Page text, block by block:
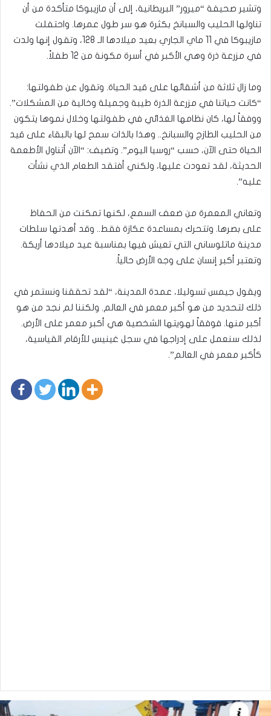
وتشير صحيفة “ميرور” البريطانية، إلى أن مازيبوكا متأكدة من أن
تناولها الحليب والسبانخ بكثرة هو سر طول عمرها. واحتفلت
مازيبوكا في 11 ماي الجاري بعيد ميلادها الـ 128، وتقول إنها ولدت
في مزرعة ذرة وهي الأكبر في أسرة مكونة من 12 طفلاً.
وما زال ثلاثة من أشقائها على قيد الحياة. وتقول عن طفولتها:
“كانت حياتنا في مزرعة الذرة طيبة وجميلة وخالية من المشكلات”.
ووفقاً لها، كان نظامها الغذائي في طفولتها وخلال نموها يتكون
من الحليب الطازج والسبانخ.. وهذا بالذات سمح لها بالبقاء على قيد
الحياة حتى الآن، حسب “روسيا اليوم”. وتضيف: “الآن أتناول الأطعمة
الحديثة، لقد تعودت عليها، ولكني أفتقد الطعام الذي نشأت
عليه”.
وتعاني المعمرة من ضعف السمع، لكنها تمكنت من الحفاظ
على بصرها. وتتحرك بمساعدة عكازة فقط.. وقد أهدتها سلطات
مدينة ماتلوساني التي تعيش فيها بمناسبة عيد ميلادها أريكة.
وتعتبر أكبر إنسان على وجه الأرض حالياً.
ويقول جيمس تسوليلا، عمدة المدينة، “لقد تحققنا ونستمر في
ذلك لتحديد من هو أكبر معمر في العالم. ولكننا لم نجد من هو
أكبر منها. فوفقاً لهويتها الشخصية هي أكبر معمر على الأرض.
لذلك سنعمل على إدراجها في سجل غينيس للأرقام القياسية،
كأكبر معمر في العالم”.